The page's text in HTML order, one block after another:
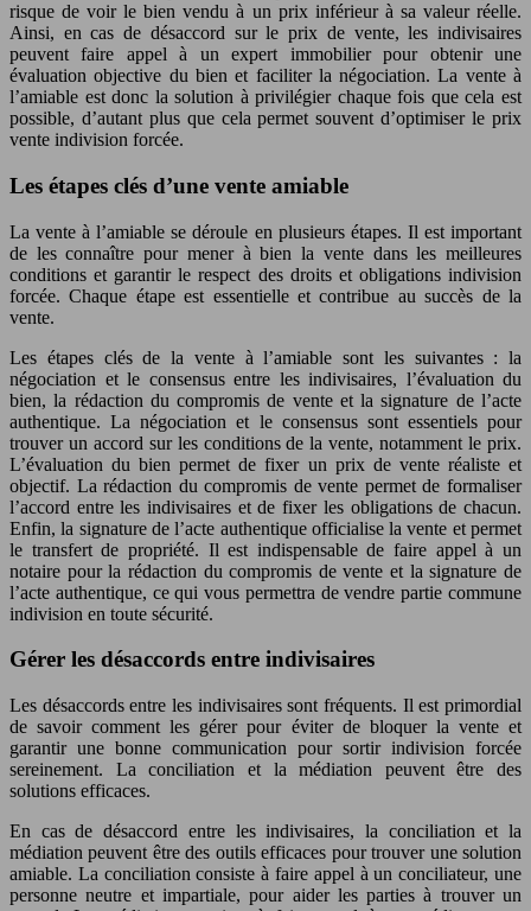
risque de voir le bien vendu à un prix inférieur à sa valeur réelle.
Ainsi, en cas de désaccord sur le prix de vente, les indivisaires
peuvent faire appel à un expert immobilier pour obtenir une
évaluation objective du bien et faciliter la négociation. La vente à
l’amiable est donc la solution à privilégier chaque fois que cela est
possible, d’autant plus que cela permet souvent d’optimiser le prix
vente indivision forcée.
Les étapes clés d’une vente amiable
La vente à l’amiable se déroule en plusieurs étapes. Il est important
de les connaître pour mener à bien la vente dans les meilleures
conditions et garantir le respect des droits et obligations indivision
forcée. Chaque étape est essentielle et contribue au succès de la
vente.
Les étapes clés de la vente à l’amiable sont les suivantes : la
négociation et le consensus entre les indivisaires, l’évaluation du
bien, la rédaction du compromis de vente et la signature de l’acte
authentique. La négociation et le consensus sont essentiels pour
trouver un accord sur les conditions de la vente, notamment le prix.
L’évaluation du bien permet de fixer un prix de vente réaliste et
objectif. La rédaction du compromis de vente permet de formaliser
l’accord entre les indivisaires et de fixer les obligations de chacun.
Enfin, la signature de l’acte authentique officialise la vente et permet
le transfert de propriété. Il est indispensable de faire appel à un
notaire pour la rédaction du compromis de vente et la signature de
l’acte authentique, ce qui vous permettra de vendre partie commune
indivision en toute sécurité.
Gérer les désaccords entre indivisaires
Les désaccords entre les indivisaires sont fréquents. Il est primordial
de savoir comment les gérer pour éviter de bloquer la vente et
garantir une bonne communication pour sortir indivision forcée
sereinement. La conciliation et la médiation peuvent être des
solutions efficaces.
En cas de désaccord entre les indivisaires, la conciliation et la
médiation peuvent être des outils efficaces pour trouver une solution
amiable. La conciliation consiste à faire appel à un conciliateur, une
personne neutre et impartiale, pour aider les parties à trouver un